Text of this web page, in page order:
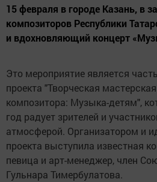
15 февраля в городе Казань, в
композиторов Республики
и вдохновляющий концерт
Это мероприятие является
проекта "Творческая
композитора: Музыка-детям",
год радует зрителей и
атмосферой. Организатором и
проекта выступила известная
певица и арт-менеджер, член
Гульнара Тимербулатова.